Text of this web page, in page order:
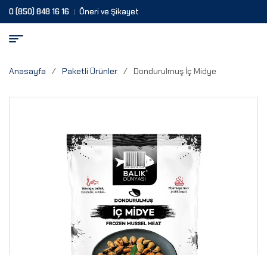
0 (850) 848 16 16 Öneri ve Şikayet
Anasayfa / Paketli Ürünler / Dondurulmuş İç Midye